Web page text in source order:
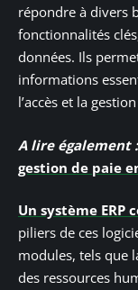
répondre à divers
fonctionnalités
données. Ils
informations
l’accès et la
A lire également :
gestion de paie
Un système
piliers de ces
modules, tels que
des ressources